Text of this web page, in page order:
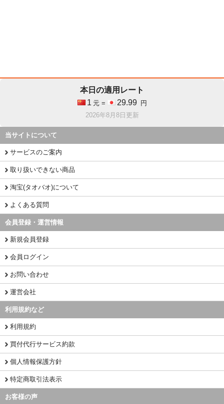
本日の適用レート
1 元 = 29.99
円
2026年8月8日更新
当サイトについて
サービスのご案内
取り扱いできない商品
淘宝(タオバオ)について
よくある質問
会員登録・運営情報
新規会員登録
会員ログイン
お問い合わせ
運営会社
利用規約など
利用規約
買付代行サービス約款
個人情報保護方針
特定商取引法表示
お客様の声